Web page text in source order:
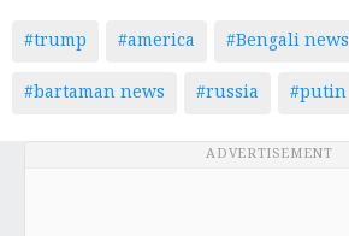
#trump #america #Bengali news
#bartaman news
#russia #putin
ADVERTISEMENT